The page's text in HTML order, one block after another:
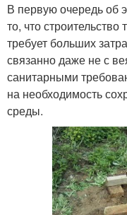
В первую очередь об
то, что
требует больших
связанно даже не с
санитарными
на необходимость
среды.